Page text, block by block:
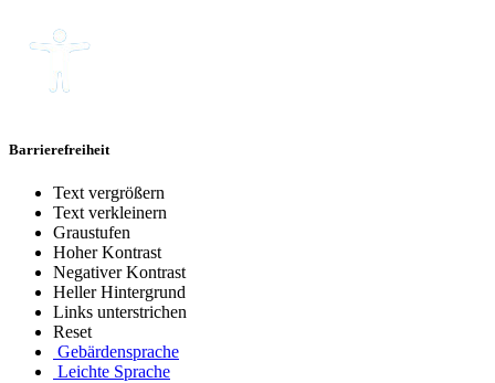
Barrierefreiheit
Text vergrößern
Text verkleinern
Graustufen
Hoher Kontrast
Negativer Kontrast
Heller Hintergrund
Links unterstrichen
Reset
Gebärdensprache
Leichte Sprache